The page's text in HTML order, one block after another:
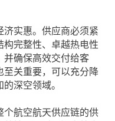
济实惠。供应商必须紧
构完整性、卓越热电性
并确保高效交付给客
至关重要，可以充分降
深空领域。
个航空航天供应链的供